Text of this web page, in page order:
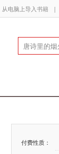
从电脑上导入书籍 |
付费性质：